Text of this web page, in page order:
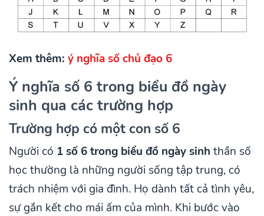
Xem thêm: ý nghĩa số chủ đạo 6
Ý nghĩa số 6 trong biểu đồ ngày
sinh qua các trường hợp
Trường hợp có một con số 6
Người có 1 số 6 trong biểu đồ ngày sinh thần số
học thường là những người sống tập trung, có
trách nhiệm với gia đình. Họ dành tất cả tình yêu,
sự gắn kết cho mái ấm của mình. Khi bước vào